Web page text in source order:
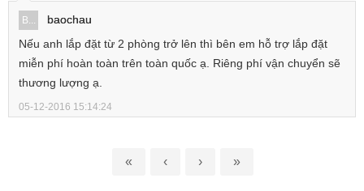
B...
baochau
Nếu anh lắp đặt từ 2 phòng trở lên thì bên em hỗ trợ lắp đặt
miễn phí hoàn toàn trên toàn quốc ạ. Riêng phí vận chuyển sẽ
thương lượng ạ.
05-12-2016 15:14:24
« ‹ › »